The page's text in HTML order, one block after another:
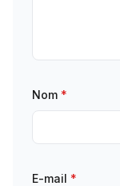
Nom *
E-mail *